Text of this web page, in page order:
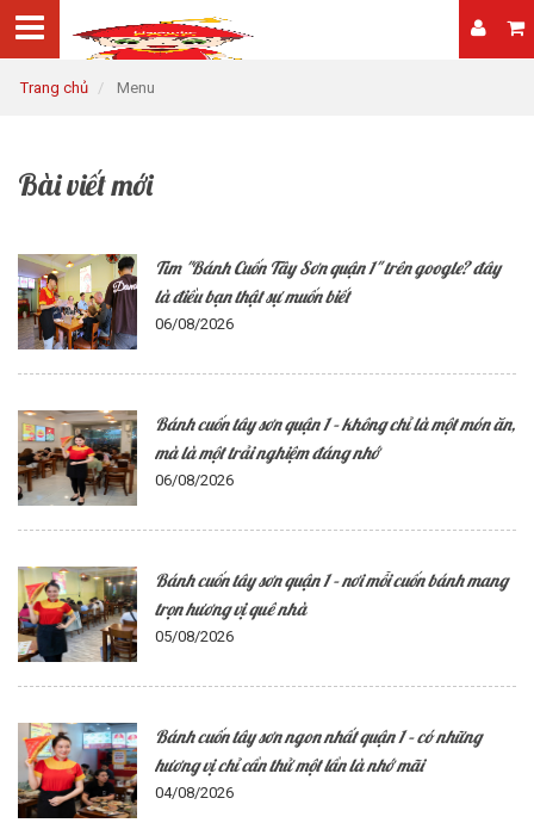
Trang chủ Menu
Bài viết mới
Tìm "Bánh Cuốn Tây Sơn quận 1" trên google? đây
là điều bạn thật sự muốn biết
06/08/2026
Bánh cuốn tây sơn quận 1 – không chỉ là một món ăn,
mà là một trải nghiệm đáng nhớ
06/08/2026
Bánh cuốn tây sơn quận 1 – nơi mỗi cuốn bánh mang
trọn hương vị quê nhà
05/08/2026
Bánh cuốn tây sơn ngon nhất quận 1 – có những
hương vị chỉ cần thử một lần là nhớ mãi
04/08/2026